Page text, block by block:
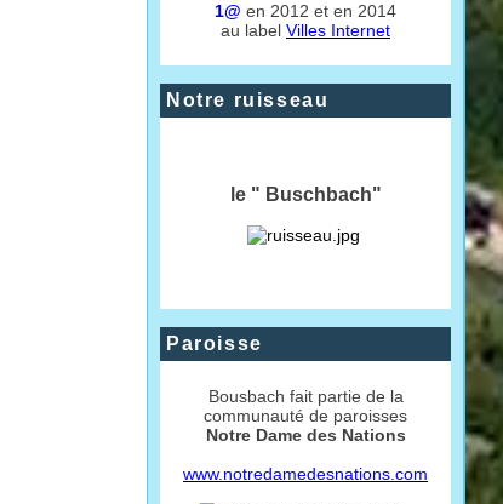
1@ en 2012 et en 2014
au label Villes Internet
Notre ruisseau
le " Buschbach"
Paroisse
Bousbach fait partie de la
communauté de paroisses
Notre Dame des Nations
www.notredamedesnations.com